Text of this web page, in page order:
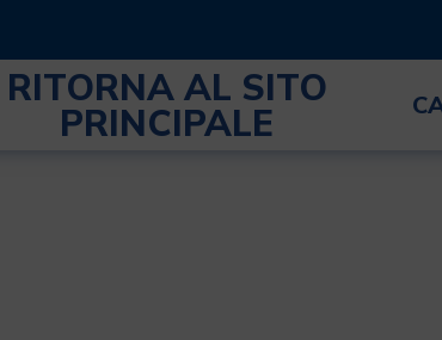
RITORNA AL SITO
PRINCIPALE